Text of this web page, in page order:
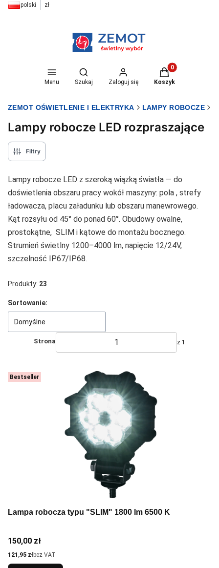
polski zł
Menu
Otwórz wyszukiwarkę
Szukaj Zaloguj się
Produkty w
Koszyk
ZEMOT OŚWIETLENIE I ELEKTRYKA LAMPY ROBOCZE
Lampy robocze LED rozpraszające
Filtry
Lampy robocze LED z szeroką wiązką światła — do
doświetlenia obszaru pracy wokół maszyny: pola , strefy
ładowacza, placu załadunku lub obszaru manewrowego.
Kąt rozsyłu od 45° do ponad 60°. Obudowy owalne,
prostokątne, SLIM i kątowe do montażu bocznego.
Strumień świetlny 1200–4000 lm, napięcie 12/24V,
szczelność IP67/IP68.
Produkty: 23
Lista produktów
Sortowanie:
Domyślne
Strona z 1
Bestseller
Lampa robocza typu "SLIM" 1800 lm 6500 K
Cena
150,00 zł
Cena
121,95 złbez VAT